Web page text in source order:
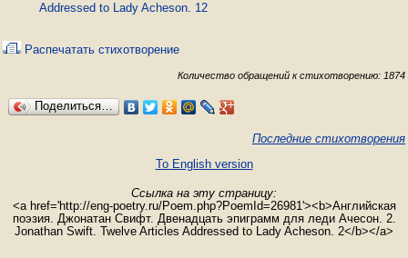
Addressed to Lady Acheson. 12
Распечатать стихотворение
Количество обращений к стихотворению: 1874
Поделиться…
Последние стихотворения
To English version
Ссылка на эту страницу:
<a href='http://eng-poetry.ru/Poem.php?PoemId=26981'><b>Английская
поэзия. Джонатан Свифт. Двенадцать эпиграмм для леди Ачесон. 2.
Jonathan Swift. Twelve Articles Addressed to Lady Acheson. 2</b></a>